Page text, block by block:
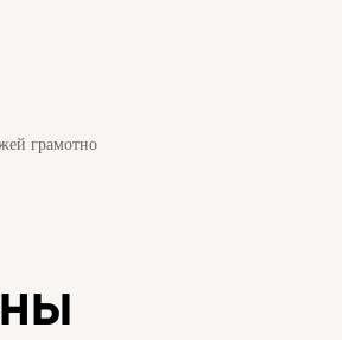
грамотно